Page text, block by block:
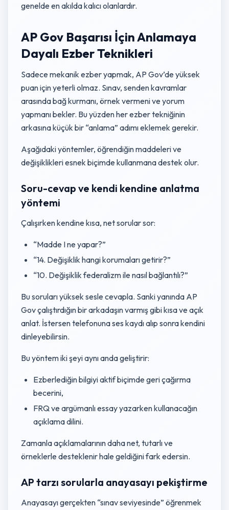
genelde en akılda kalıcı olanlardır.
AP Gov Başarısı İçin Anlamaya
Dayalı Ezber Teknikleri
Sadece mekanik ezber yapmak, AP Gov’de yüksek
puan için yeterli olmaz. Sınav, senden kavramlar
arasında bağ kurmanı, örnek vermeni ve yorum
yapmanı bekler. Bu yüzden her ezber tekniğinin
arkasına küçük bir “anlama” adımı eklemek gerekir.
Aşağıdaki yöntemler, öğrendiğin maddeleri ve
değişiklikleri esnek biçimde kullanmana destek olur.
Soru-cevap ve kendi kendine anlatma
yöntemi
Çalışırken kendine kısa, net sorular sor:
“Madde I ne yapar?”
“14. Değişiklik hangi korumaları getirir?”
“10. Değişiklik federalizm ile nasıl bağlantılı?”
Bu soruları yüksek sesle cevapla. Sanki yanında AP
Gov çalıştırdığın bir arkadaşın varmış gibi kısa ve açık
anlat. İstersen telefonuna ses kaydı alıp sonra kendini
dinleyebilirsin.
Bu yöntem iki şeyi aynı anda geliştirir:
Ezberlediğin bilgiyi aktif biçimde geri çağırma
becerini,
FRQ ve argümanlı essay yazarken kullanacağın
açıklama dilini.
Zamanla açıklamalarının daha net, tutarlı ve
örneklerle desteklenir hale geldiğini fark edersin.
AP tarzı sorularla anayasayı pekiştirme
Anayasayı gerçekten “sınav seviyesinde” öğrenmek